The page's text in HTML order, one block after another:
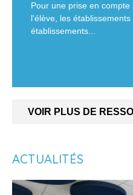
Pour une prise en
l'élève, les
établissements...
VOIR PLUS DE
ACTUALITÉS